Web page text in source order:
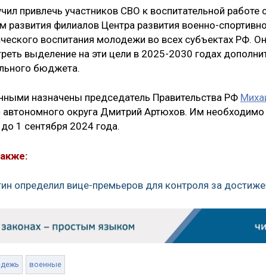
привлечь участников СВО к воспитательной
развития филиалов Центра развития военно-
воспитания молодежи во всех субъектах РФ.
выделение на эти цели в 2025-2030 годах
бюджета.
назначены председатель Правительства РФ
автономного округа Дмитрий Артюхов. Им
1 сентября 2024 года.
определил вице-премьеров для контроля за
военные